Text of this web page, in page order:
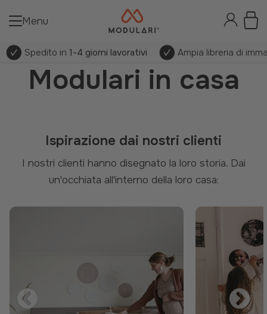
Menu
Spedito in 1-4 giorni lavorativi Ampia libreria di
Modulari in casa
Ispirazione dai nostri clienti
I nostri clienti hanno disegnato la loro storia. Dai
un'occhiata all'interno della loro casa:
Previous